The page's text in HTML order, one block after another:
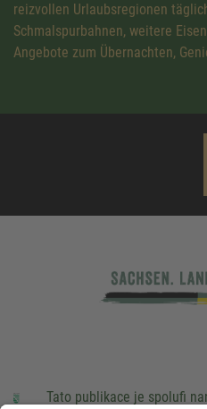
reizvollen Urlaubsregionen
Schmalspurbahnen, weitere
Angebote zum Übernachten,
Tato publikace je spolufi